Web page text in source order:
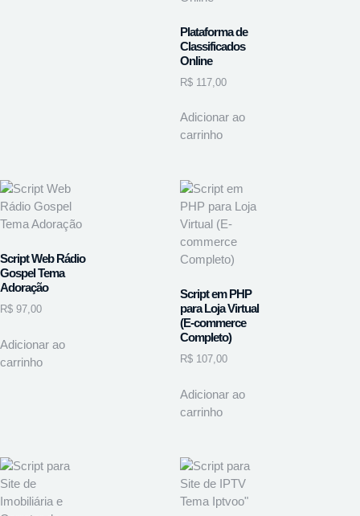
Plataforma de
Classificados
Online
R$ 117,00
Adicionar ao
carrinho
Script Web Rádio
Gospel Tema
Adoração
R$ 97,00
Adicionar ao
carrinho
Script em PHP
para Loja Virtual
(E-commerce
Completo)
R$ 107,00
Adicionar ao
carrinho